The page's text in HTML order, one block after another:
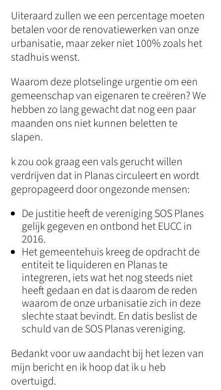
Uiteraard zullen we een percentage moeten
betalen voor de renovatiewerken van onze
urbanisatie, maar zeker niet 100% zoals het
stadhuis wenst.
Waarom deze plotselinge urgentie om een
gemeenschap van eigenaren te creëren? We
hebben zo lang gewacht dat nog een paar
maanden ons niet kunnen beletten te
slapen.
k zou ook graag een vals gerucht willen
verdrijven dat in Planas circuleert en wordt
gepropageerd door ongezonde mensen:
De justitie heeft de vereniging SOS Planes
gelijk gegeven en ontbond het EUCC in
2016.
Het gemeentehuis kreeg de opdracht de
entiteit te liquideren en Planas te
integreren, iets wat het nog steeds niet
heeft gedaan en dat is daarom de reden
waarom de onze urbanisatie zich in deze
slechte staat bevindt. En datis beslist de
schuld van de SOS Planas vereniging.
Bedankt voor uw aandacht bij het lezen van
mijn bericht en ik hoop dat ik u heb
overtuigd.